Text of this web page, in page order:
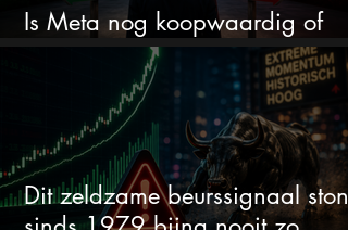
Is Meta nog koopwaardig of
wordt het tijd om te verkopen?
Dit zeldzame beurssignaal stond